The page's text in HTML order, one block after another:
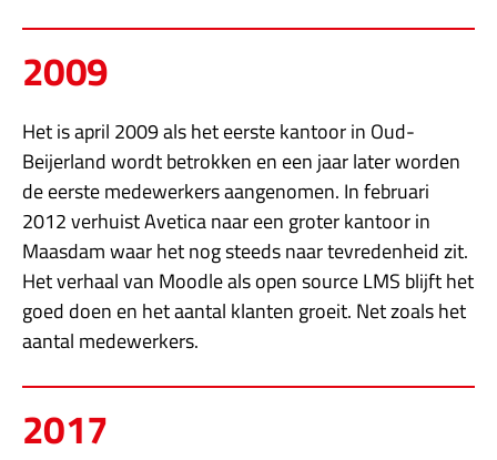
2009
Het is april 2009 als het eerste kantoor in Oud-
Beijerland wordt betrokken en een jaar later worden
de eerste medewerkers aangenomen. In februari
2012 verhuist Avetica naar een groter kantoor in
Maasdam waar het nog steeds naar tevredenheid zit.
Het verhaal van Moodle als open source LMS blijft het
goed doen en het aantal klanten groeit. Net zoals het
aantal medewerkers.
2017